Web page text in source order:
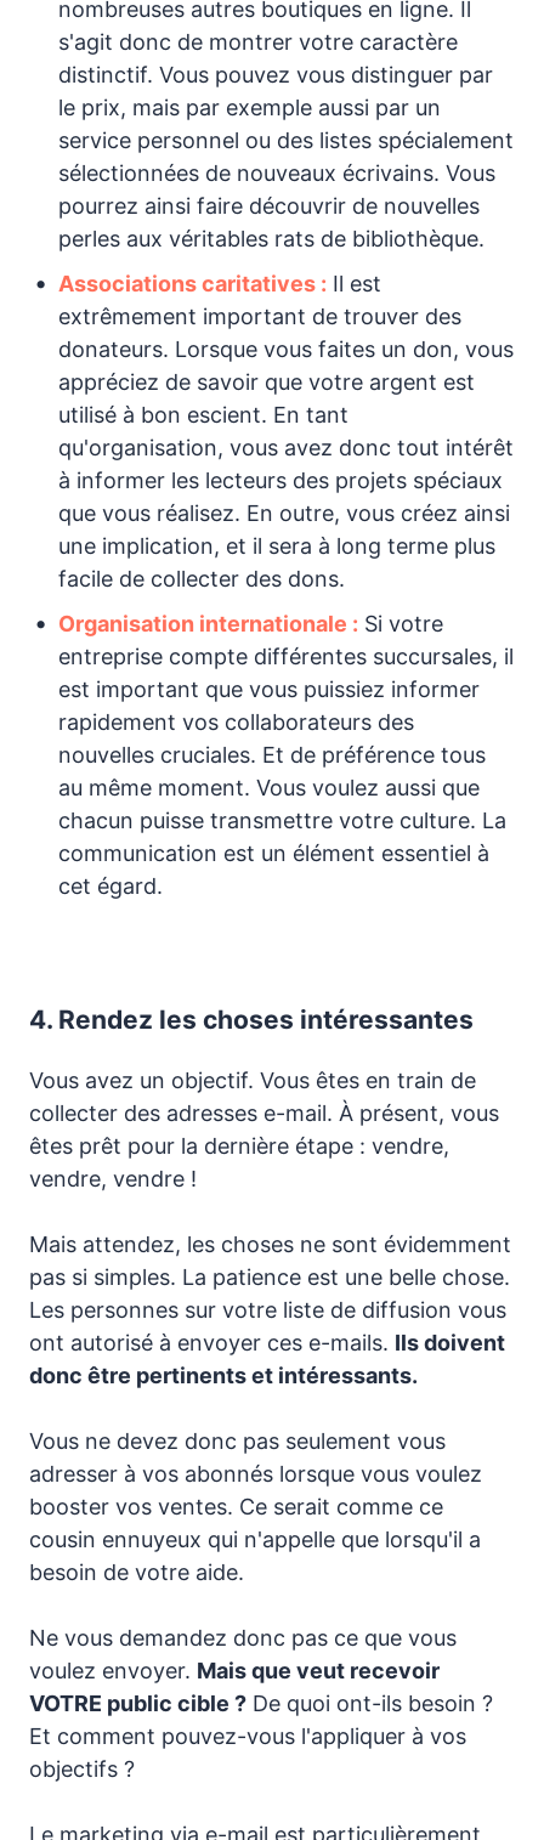
nombreuses autres boutiques en ligne. Il
s'agit donc de montrer votre caractère
distinctif. Vous pouvez vous distinguer par
le prix, mais par exemple aussi par un
service personnel ou des listes spécialement
sélectionnées de nouveaux écrivains. Vous
pourrez ainsi faire découvrir de nouvelles
perles aux véritables rats de bibliothèque.
Associations caritatives : Il est
extrêmement important de trouver des
donateurs. Lorsque vous faites un don, vous
appréciez de savoir que votre argent est
utilisé à bon escient. En tant
qu'organisation, vous avez donc tout intérêt
à informer les lecteurs des projets spéciaux
que vous réalisez. En outre, vous créez ainsi
une implication, et il sera à long terme plus
facile de collecter des dons.
Organisation internationale : Si votre
entreprise compte différentes succursales, il
est important que vous puissiez informer
rapidement vos collaborateurs des
nouvelles cruciales. Et de préférence tous
au même moment. Vous voulez aussi que
chacun puisse transmettre votre culture. La
communication est un élément essentiel à
cet égard.
4. Rendez les choses intéressantes
Vous avez un objectif. Vous êtes en train de
collecter des adresses e-mail. À présent, vous
êtes prêt pour la dernière étape : vendre,
vendre, vendre !
Mais attendez, les choses ne sont évidemment
pas si simples. La patience est une belle chose.
Les personnes sur votre liste de diffusion vous
ont autorisé à envoyer ces e-mails. Ils doivent
donc être pertinents et intéressants.
Vous ne devez donc pas seulement vous
adresser à vos abonnés lorsque vous voulez
booster vos ventes. Ce serait comme ce
cousin ennuyeux qui n'appelle que lorsqu'il a
besoin de votre aide.
Ne vous demandez donc pas ce que vous
voulez envoyer. Mais que veut recevoir
VOTRE public cible ? De quoi ont-ils besoin ?
Et comment pouvez-vous l'appliquer à vos
objectifs ?
Le marketing via e-mail est particulièrement